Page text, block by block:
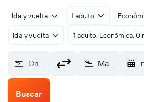
Ida y vuelta 1 adulto
Ida y vuelta 1 adulto, Económica, 0
Origen Mascara (MUW)
Buscar